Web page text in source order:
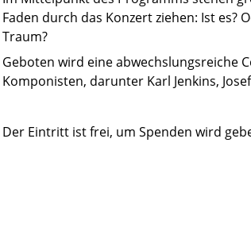
Faden durch das Konzert ziehen: Ist es?
Traum?
Geboten wird eine abwechslungsreiche
Komponisten, darunter Karl Jenkins,
Der Eintritt ist frei, um Spenden wird